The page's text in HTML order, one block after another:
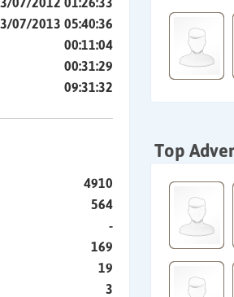
07/2013 05:40:36
00:11:04
00:31:29
09:31:32
4910
564
-
169
19
3
Top